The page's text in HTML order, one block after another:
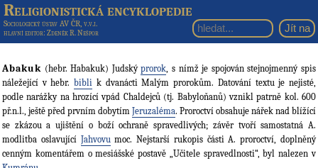
Religionistická encyklopedie
Sociologický ústav AV ČR, v.v.i.
hlavní editor: Zdeněk R. Nešpor
Abakuk (hebr. Habakuk) Judskýprorok, s nímž je spojován stejnojmenný spis
náležející v hebr.bibli k dvanácti Malým prorokům. Datování textu je nejisté,
podle narážky na hrozící vpád Chaldejců (tj. Babyloňanů) vznikl patrně kol. 600
př.n.l., ještě před prvním dobytím Jeruzaléma. Proroctví obsahuje nářek nad blížící
se zkázou a ujištění o boží ochraně spravedlivých; závěr tvoří samostatná A.
modlitba oslavující Jahvovumoc. Nejstarší rukopis části A. proroctví, doplněný
cenným komentářem o mesiášské postavě „Učitele spravedlnosti“, byl nalezen v